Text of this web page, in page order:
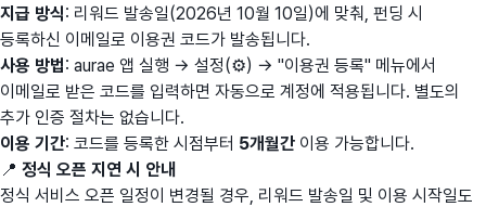
지급 방식: 리워드 발송일(2026년 10월 10일)에 맞춰, 펀딩 시
등록하신 이메일로 이용권 코드가 발송됩니다.
사용 방법: aurae 앱 실행 → 설정(⚙️) → "이용권 등록" 메뉴에서
이메일로 받은 코드를 입력하면 자동으로 계정에 적용됩니다. 별도의
추가 인증 절차는 없습니다.
이용 기간: 코드를 등록한 시점부터 5개월간 이용 가능합니다.
📍 정식 오픈 지연 시 안내
정식 서비스 오픈 일정이 변경될 경우, 리워드 발송일 및 이용 시작일도